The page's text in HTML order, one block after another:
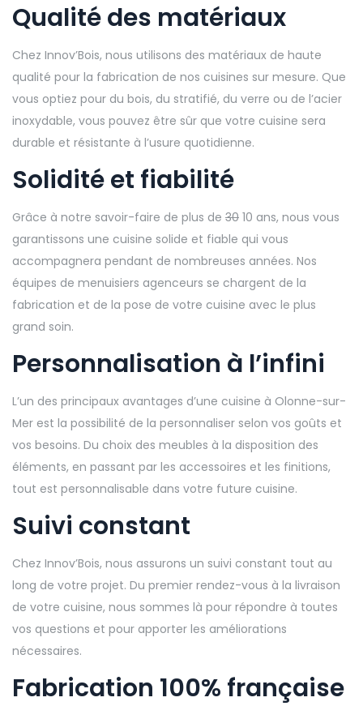
Qualité des matériaux
Chez Innov’Bois, nous utilisons des matériaux de haute
qualité pour la fabrication de nos cuisines sur mesure. Que
vous optiez pour du bois, du stratifié, du verre ou de l’acier
inoxydable, vous pouvez être sûr que votre cuisine sera
durable et résistante à l’usure quotidienne.
Solidité et fiabilité
Grâce à notre savoir-faire de plus de 30 10 ans, nous vous
garantissons une cuisine solide et fiable qui vous
accompagnera pendant de nombreuses années. Nos
équipes de menuisiers agenceurs se chargent de la
fabrication et de la pose de votre cuisine avec le plus
grand soin.
Personnalisation à l’infini
L’un des principaux avantages d’une cuisine à Olonne-sur-
Mer est la possibilité de la personnaliser selon vos goûts et
vos besoins. Du choix des meubles à la disposition des
éléments, en passant par les accessoires et les finitions,
tout est personnalisable dans votre future cuisine.
Suivi constant
Chez Innov’Bois, nous assurons un suivi constant tout au
long de votre projet. Du premier rendez-vous à la livraison
de votre cuisine, nous sommes là pour répondre à toutes
vos questions et pour apporter les améliorations
nécessaires.
Fabrication 100% française